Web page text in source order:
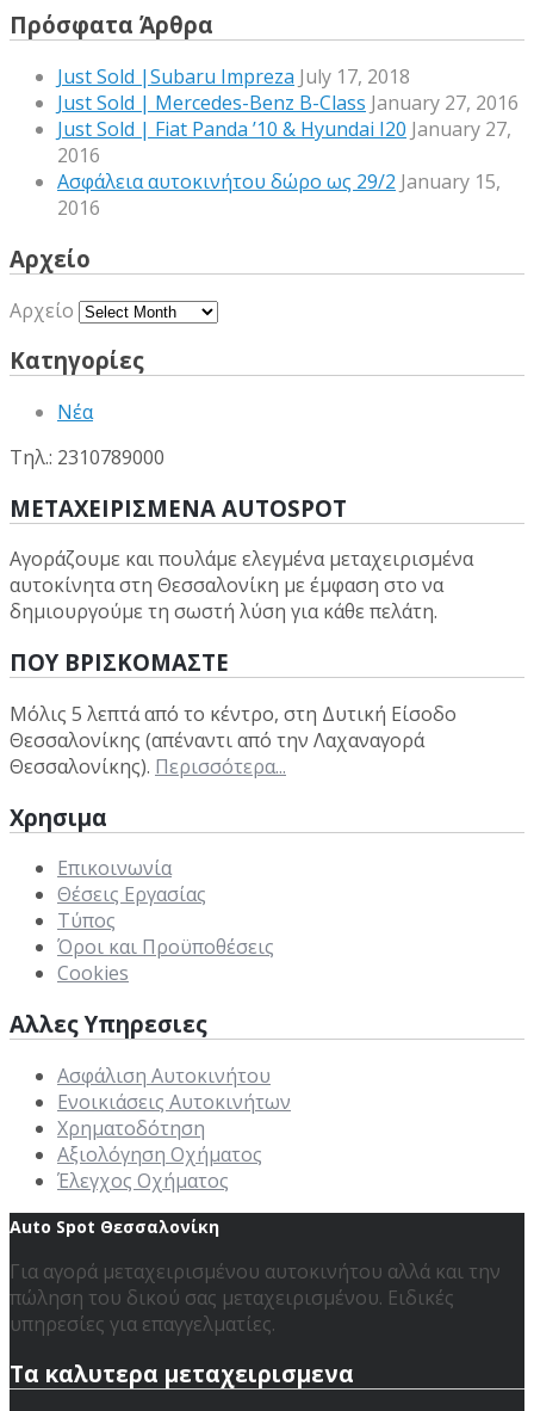
Πρόσφατα Άρθρα
Just Sold |Subaru Impreza July 17, 2018
Just Sold | Mercedes-Benz B-Class January 27, 2016
Just Sold | Fiat Panda ’10 & Hyundai I20 January 27,
2016
Ασφάλεια αυτοκινήτου δώρο ως 29/2 January 15,
2016
Αρχείο
Αρχείο
Κατηγορίες
Νέα
Τηλ.: 2310789000
ΜΕΤΑΧΕΙΡΙΣΜΕΝΑ AUTOSPOT
Αγοράζουμε και πουλάμε ελεγμένα μεταχειρισμένα
αυτοκίνητα στη Θεσσαλονίκη με έμφαση στο να
δημιουργούμε τη σωστή λύση για κάθε πελάτη.
ΠΟΥ ΒΡΙΣΚΟΜΑΣΤΕ
Μόλις 5 λεπτά από το κέντρο, στη Δυτική Είσοδο
Θεσσαλονίκης (απέναντι από την Λαχαναγορά
Θεσσαλονίκης). Περισσότερα...
Χρησιμα
Επικοινωνία
Θέσεις Εργασίας
Τύπος
Όροι και Προϋποθέσεις
Cookies
Αλλες Υπηρεσιες
Ασφάλιση Αυτοκινήτου
Ενοικιάσεις Αυτοκινήτων
Χρηματοδότηση
Αξιολόγηση Οχήματος
Έλεγχος Οχήματος
Auto Spot Θεσσαλονίκη
Για αγορά μεταχειρισμένου αυτοκινήτου αλλά και την
πώληση του δικού σας μεταχειρισμένου. Ειδικές
υπηρεσίες για επαγγελματίες.
Τα καλυτερα μεταχειρισμενα